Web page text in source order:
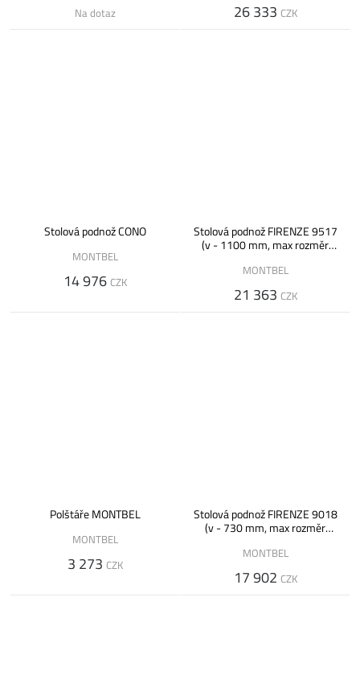
Na dotaz 26 333 CZK
Stolová podnož CONO
MONTBEL
14 976 CZK
Stolová podnož FIRENZE 9517
(v - 1100 mm, max rozměr
MONTBEL
21 363 CZK
Polštáře MONTBEL
MONTBEL
3 273 CZK
Stolová podnož FIRENZE 9018
(v - 730 mm, max rozměr
MONTBEL
17 902 CZK